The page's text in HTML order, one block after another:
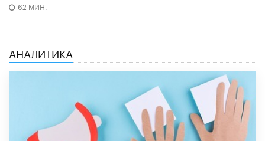
62 МИН.
АНАЛИТИКА